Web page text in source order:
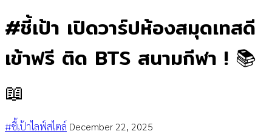
#ชี้เป้า เปิดวาร์ปห้องสมุดเทสดี
เข้าฟรี ติด BTS สนามกีฬา ! 📚
📖
#ชี้เป้าไลฟ์สไตล์ December 22, 2025